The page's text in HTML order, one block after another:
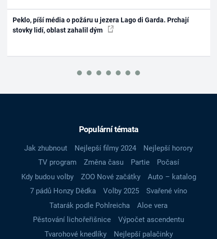
Peklo, píší média o požáru u jezera Lago di Garda. Prchají
stovky lidí, oblast zahalil dým
Populární témata
Jak zhubnout Nejlepší filmy 2024
Nejlepší horory
TV program
Změna času Partie
Počasí
Kdy budou volby
ZOO Nové začátky
Auto – katalog
7 pádů Honzy Dědka
Volby 2025
Svařené víno
Tatarák podle Pohlreicha
Aloe vera
Pěstování lichořeřišnice
Výpočet ascendentu
Tvarohové knedlíky
Nejlepší palačinky